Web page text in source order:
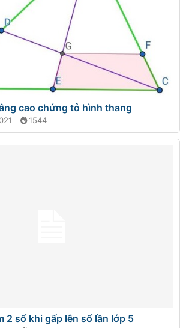
cao chứng tỏ hình thang
1544
2 số khi gấp lên số lần lớp 5